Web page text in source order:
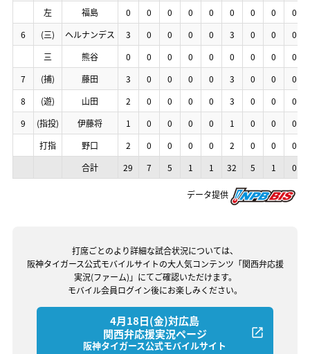
左
福島 0 0 0 0 0 0 0 0
0
6
(三) ヘルナンデス 3 0 0 0 0 3 0 0
0
三
熊谷 0 0 0 0 0 0 0 0
0
7
(捕) 藤田 3 0 0 0 0 3 0 0
0
8
(遊) 山田 2 0 0 0 0 3 0 0
0
9
(指投) 伊藤将 1 0 0 0 0 1 0 0
0
打指
野口 2 0 0 0 0 2 0 0
0
合計
29 7 5 1 1 32 5 1 0
左
福島 0 0 0 0 0 0 0 0
0
6
(三) ヘルナンデス 3 0 0 0 0 3 0 0
0
三
熊谷 0 0 0 0 0 0 0 0
0
7
(捕) 藤田 3 0 0 0 0 3 0 0
0
8
(遊) 山田 2 0 0 0 0 3 0 0
0
9
(指投) 伊藤将 1 0 0 0 0 1 0 0
0
打指
野口 2 0 0 0 0 2 0 0
0
合計
29 7 5 1 1 32 5 1 0
左
福島 0 0 0 0 0 0 0 0
0
6
(三) ヘルナンデス 3 0 0 0 0 3 0 0
0
三
熊谷 0 0 0 0 0 0 0 0
0
7
(捕) 藤田 3 0 0 0 0 3 0 0
0
8
(遊) 山田 2 0 0 0 0 3 0 0
0
9
(指投) 伊藤将 1 0 0 0 0 1 0 0
0
打指
野口 2 0 0 0 0 2 0 0
0
合計
29 7 5 1 1 32 5 1 0
左
福島 0 0 0 0 0 0 0 0
0
6
(三) ヘルナンデス 3 0 0 0 0 3 0 0
0
三
熊谷 0 0 0 0 0 0 0 0
0
7
(捕) 藤田 3 0 0 0 0 3 0 0
0
8
(遊) 山田 2 0 0 0 0 3 0 0
0
9
(指投) 伊藤将 1 0 0 0 0 1 0 0
0
打指
野口 2 0 0 0 0 2 0 0
0
合計
29 7 5 1 1 32 5 1 0
データ提供
打席ごとのより詳細な試合状況については、
阪神タイガース公式モバイルサイトの大人気コンテンツ「関西弁応援
実況(ファーム)」にてご確認いただけます。
モバイル会員ログイン後にお楽しみください。
4月18日(金)対広島
関西弁応援実況ページ
阪神タイガース公式モバイルサイト